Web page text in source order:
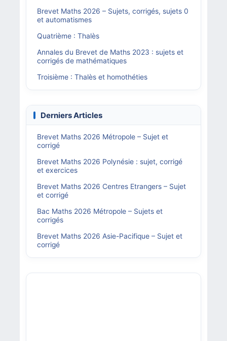
Brevet Maths 2026 – Sujets, corrigés, sujets 0
et automatismes
Quatrième : Thalès
Annales du Brevet de Maths 2023 : sujets et
corrigés de mathématiques
Troisième : Thalès et homothéties
Derniers Articles
Brevet Maths 2026 Métropole – Sujet et
corrigé
Brevet Maths 2026 Polynésie : sujet, corrigé
et exercices
Brevet Maths 2026 Centres Etrangers – Sujet
et corrigé
Bac Maths 2026 Métropole – Sujets et
corrigés
Brevet Maths 2026 Asie-Pacifique – Sujet et
corrigé